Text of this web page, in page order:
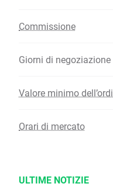
Commissione
Giorni di negoziazione
Valore minimo
Orari di mercato
ULTIME NOTIZIE